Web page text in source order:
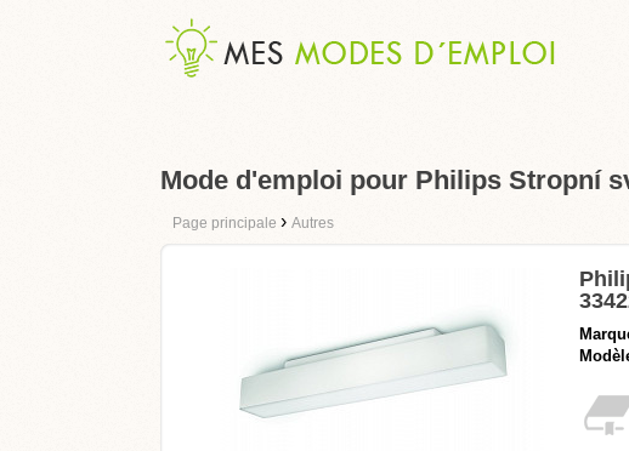
Mode d'emploi pour Philips Stropní
Page principale › Autres